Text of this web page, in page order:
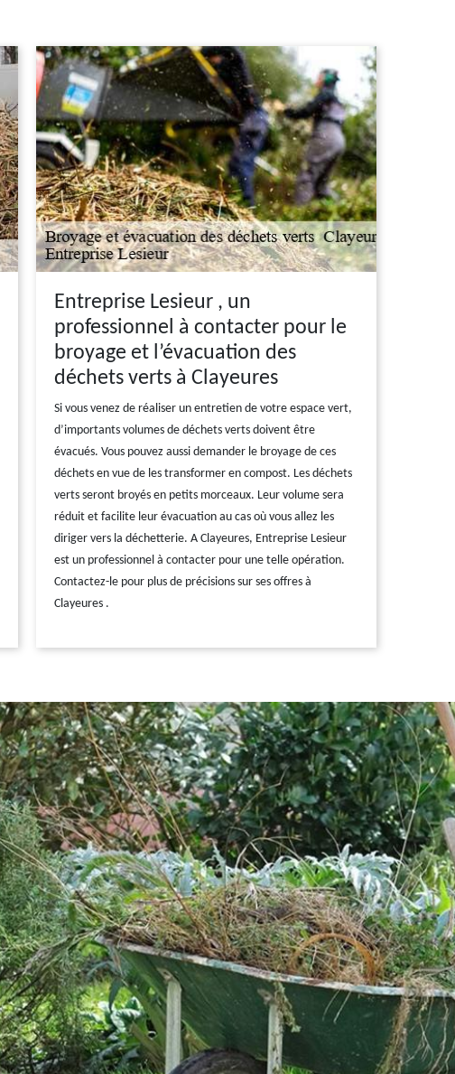
Entreprise Lesieur , un
professionnel à contacter pour le
broyage et l’évacuation des
déchets verts à Clayeures
Si vous venez de réaliser un entretien de votre espace vert,
d’importants volumes de déchets verts doivent être
évacués. Vous pouvez aussi demander le broyage de ces
déchets en vue de les transformer en compost. Les déchets
verts seront broyés en petits morceaux. Leur volume sera
réduit et facilite leur évacuation au cas où vous allez les
diriger vers la déchetterie. A Clayeures, Entreprise Lesieur
est un professionnel à contacter pour une telle opération.
Contactez-le pour plus de précisions sur ses offres à
Clayeures .